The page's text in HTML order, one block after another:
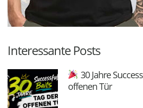
Interessante Posts
30 Jahre
offenen Tür